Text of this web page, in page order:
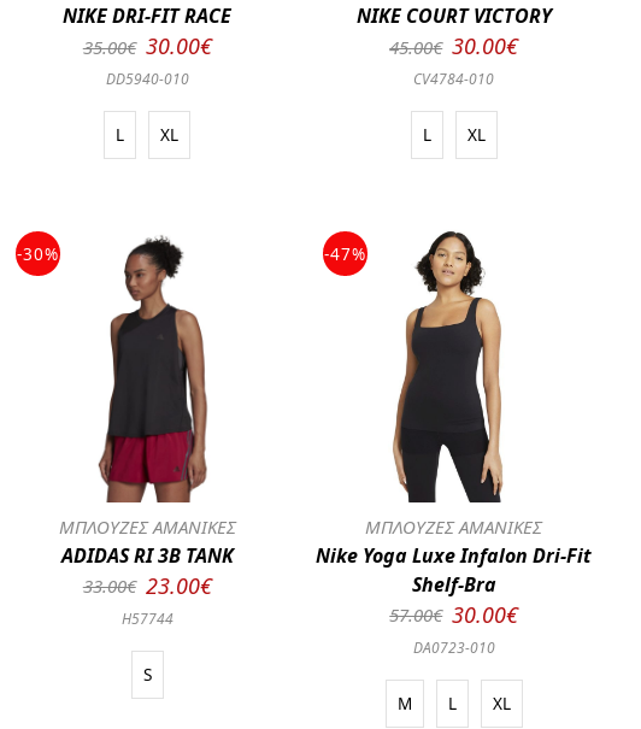
NIKE DRI-FIT RACE
35.00€ 30.00€
DD5940-010
L XL
NIKE COURT VICTORY
45.00€ 30.00€
CV4784-010
L XL
-30%
ΜΠΛΟΥΖΕΣ ΑΜΑΝΙΚΕΣ
ADIDAS RI 3B TANK
33.00€ 23.00€
H57744
S
-47%
ΜΠΛΟΥΖΕΣ ΑΜΑΝΙΚΕΣ
Nike Yoga Luxe Infalon Dri-Fit
Shelf-Bra
57.00€ 30.00€
DA0723-010
M L XL